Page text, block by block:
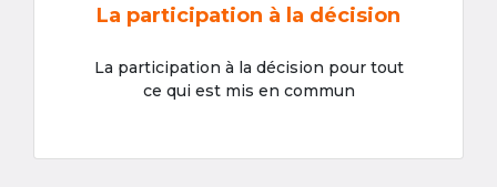
La participation à la décision
La participation à la décision pour tout
ce qui est mis en commun